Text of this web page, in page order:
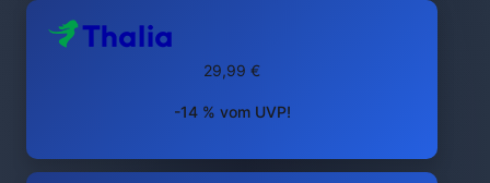
29,99 €
-14 % vom UVP!